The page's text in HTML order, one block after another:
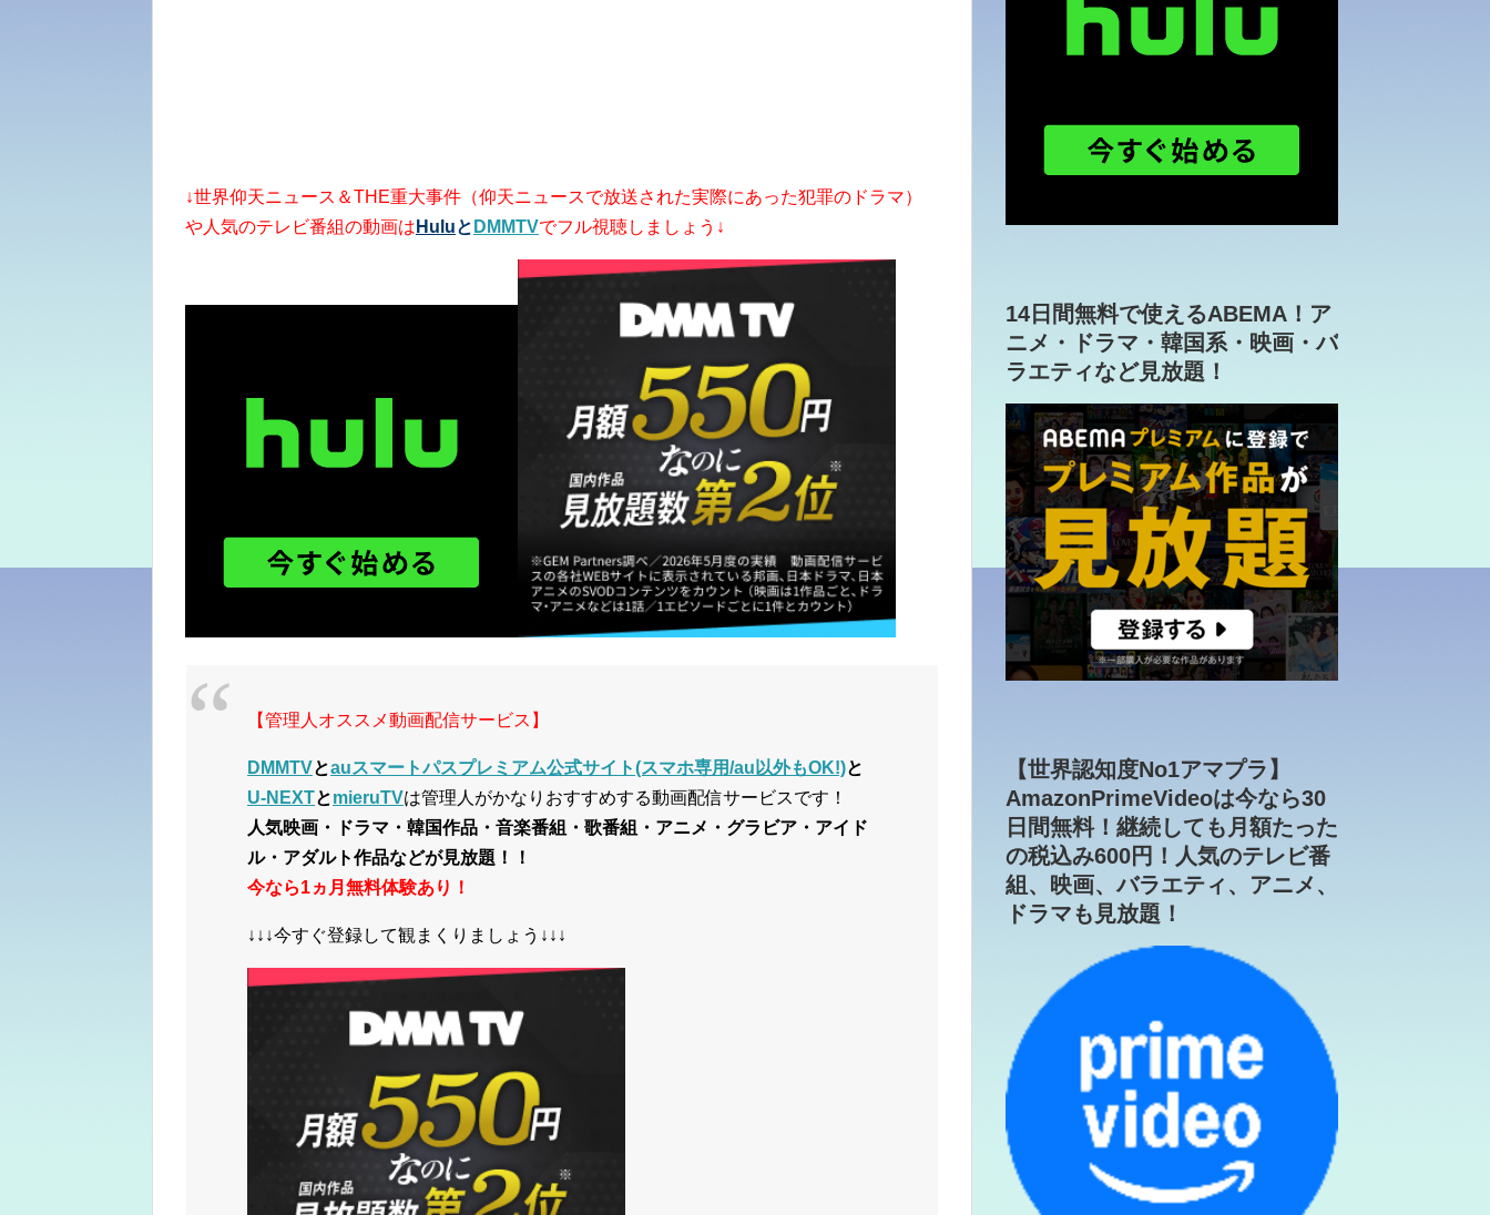
↓世界仰天ニュース＆THE重大事件（仰天ニュースで放送された実際にあった犯罪のドラマ）
や人気のテレビ番組の動画は Huluと DMMTVでフル視聴しましょう↓
【管理人オススメ動画配信サービス】
DMMTVとauスマートパスプレミアム公式サイト(スマホ専用/au以外もOK!)と
U-NEXTとmieruTVは管理人がかなりおすすめする動画配信サービスです！
人気映画・ドラマ・韓国作品・音楽番組・歌番組・アニメ・グラビア・アイド
ル・アダルト作品などが見放題！！
今なら1ヵ月無料体験あり！
↓↓↓今すぐ登録して観まくりましょう↓↓↓
14日間無料で使えるABEMA！ア
ニメ・ドラマ・韓国系・映画・バ
ラエティなど見放題！
【世界認知度No1アマプラ】
AmazonPrimeVideoは今なら30
日間無料！継続しても月額たった
の税込み600円！人気のテレビ番
組、映画、バラエティ、アニメ、
ドラマも見放題！